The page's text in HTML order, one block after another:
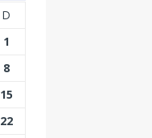
D
1
8
15
22